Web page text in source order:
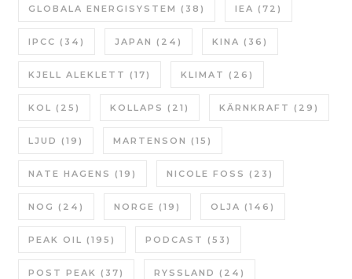
GLOBALA ENERGISYSTEM (38) IEA (72)
IPCC (34) JAPAN (24) KINA (36)
KJELL ALEKLETT (17) KLIMAT (26)
KOL (25) KOLLAPS (21) KÄRNKRAFT (29)
LJUD (19) MARTENSON (15)
NATE HAGENS (19) NICOLE FOSS (23)
NOG (24) NORGE (19) OLJA (146)
PEAK OIL (195) PODCAST (53)
POST PEAK (37) RYSSLAND (24)